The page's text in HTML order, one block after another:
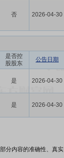
否 2026-04-30
是否控
股股东
公告日期
是 2026-04-30
是 2026-04-30
分内容的准确性、真实